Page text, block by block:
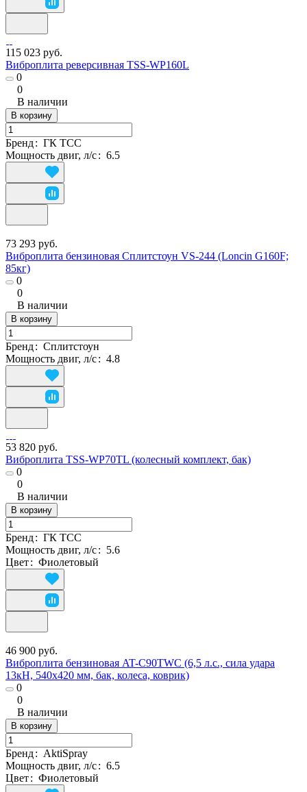
115 023 руб.
Виброплита реверсивная TSS-WP160L
0
0
В наличии
В корзину
Бренд: ГК ТСС
Мощность двиг, л/с: 6.5
73 293 руб.
Виброплита бензиновая Сплитстоун VS-244 (Loncin G160F;
85кг)
0
0
В наличии
В корзину
Бренд: Сплитстоун
Мощность двиг, л/с: 4.8
53 820 руб.
Виброплита TSS-WP70TL (колесный комплект, бак)
0
0
В наличии
В корзину
Бренд: ГК ТСС
Мощность двиг, л/с: 5.6
Цвет: Фиолетовый
46 900 руб.
Виброплита бензиновая AT-C90TWC (6,5 л.с., сила удара
13кН, 540x420 мм, бак, колеса, коврик)
0
0
В наличии
В корзину
Бренд: AktiSpray
Мощность двиг, л/с: 6.5
Цвет: Фиолетовый